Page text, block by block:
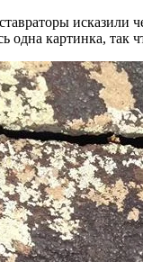
одна картинка, так